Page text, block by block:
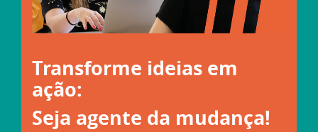
Transforme ideias em
ação:
Seja agente da mudança!